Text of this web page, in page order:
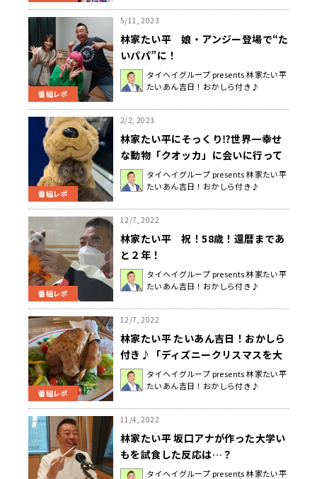
番組レポ
5/11, 2023
林家たい平 娘・アンジー登場で“た
いパパ”に！
タイヘイグループ presents 林家たい平
たいあん吉日！おかしら付き♪
番組レポ
2/2, 2023
林家たい平にそっくり⁉世界一幸せ
な動物「クオッカ」に会いに行って
きた！タイヘイグループ presents 林家たい平
たいあん吉日！おかしら付き♪
番組レポ
12/7, 2022
林家たい平 祝！58歳！還暦まであ
と２年！
タイヘイグループ presents 林家たい平
たいあん吉日！おかしら付き♪
番組レポ
12/7, 2022
林家たい平 たいあん吉日！おかしら
付き♪「ディズニークリスマスを大
満喫！」タイヘイグループ presents 林家たい平
たいあん吉日！おかしら付き♪
11/4, 2022
林家たい平 坂口アナが作った大学い
もを試食した反応は…？
タイヘイグループ presents 林家たい平